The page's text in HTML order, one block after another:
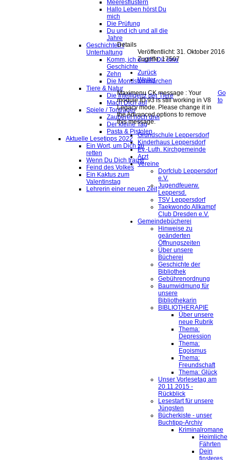
Meeresflüstern
Hallo Leben hörst Du
mich
Die Prüfung
Du und ich und all die
Jahre
Geschichten /
Unterhaltung
Komm, ich erzähl Dir eine
Geschichte
Zehn
Die Mondsteinmärchen
Tiere & Natur
Die Intelligenz der Tiere
Mach Dich auf
Spiele / Tonträger
Zauberei hoch drei
Der kleine Tag
Pasta & Pistolen
Aktuelle Lesetipps 2022
Ein Wort, um Dich zu
retten
Wenn Du Dich traust
Feind des Volkes
Ein Kaktus zum
Valentinstag
Lehrerin einer neuen Zeit
Details
Veröffentlicht: 31. Oktober 2016
Zugriffe: 17507
Zurück
Weiter
Maximenu CK message : Your
module ID 93 is still working in V8
Legacy mode. Please change it in
the Advanced options to remove
this message.
Grundschule Leppersdorf
Kinderhaus Leppersdorf
Ev.-Luth. Kirchgemeinde
Arzt
Vereine
Dorfclub Leppersdorf
e.V.
Jugendfeuerw.
Leppersd.
TSV Leppersdorf
Taekwondo Allkampf
Club Dresden e.V.
Gemeindebücherei
Hinweise zu
geänderten
Öffnungszeiten
Über unsere
Bücherei
Geschichte der
Bibliothek
Gebührenordnung
Baumwidmung für
unsere
Bibliothekarin
BIBLIOTHERAPIE
Über unsere
neue Rubrik
Thema:
Depression
Thema:
Egoismus
Thema:
Freundschaft
Thema: Glück
Unser Vorlesetag am
20.11.2015 -
Rückblick
Lesestart für unsere
Jüngsten
Bücherkiste - unser
Buchtipp-Archiv
Kriminalromane
Heimliche
Fährten
Dein
finsteres
Go
to